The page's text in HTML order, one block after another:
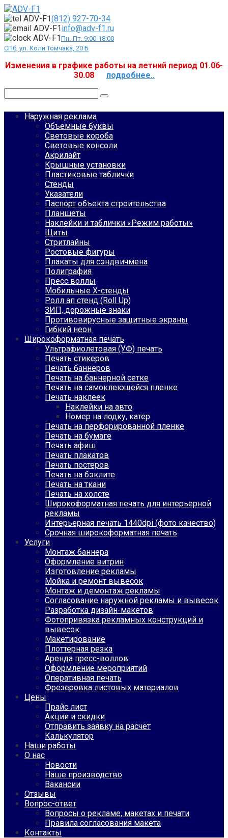
Перейти
к
контенту
(812) 927-70-34
info@adv-f1.ru
Пн.-Пт. 9:00-18:00
СПб, ул. Коли Томчака, 20 Б
Изменения в графике работы на летний период 01.06-
30.08 подробнее..
Наружная реклама
Объемные буквы
Световые короба
Световые консоли
Акрилайт
Крышные установки
Пластиковые таблички
Стенды
Указатели
Паспорт объекта строительства
Планшеты
Наклейки и таблички «Режим работы»
Щиты
Стритлайны
Ростовые фигуры
Плакаты для сэндвичмена
Полиграфия
Пресс воллы
Мобильные Х-стенды
Ролл ап стенд (Roll Up)
ЗИП, дорожные знаки
Противовирусные защитные экраны
Гибкий неон
Широкоформатная печать
Ультрафиолетовая (УФ) печать
Печать стикеров
Печать баннеров
Печать на баннерной сетке
Печать на самоклеющейся пленке
Печать наклеек
Наклейки на авто
Номер на лодку, катер
Печать на перфорированной пленке
Печать на бумаге
Печать афиш
Печать плакатов
Печать постеров
Печать на бэклите
Печать на ткани
Печать на холсте
Широкоформатная печать для интерьерной
рекламы
Интерьерная печать 1440dpi (фото качество)
Срочная широкоформатная печать
Услуги
Монтаж баннера
Оформление витрин
Изготовление рекламы
Мойка и ремонт вывесок
Монтаж и демонтаж рекламы
Согласование наружной рекламы и вывесок
Разработка дизайн-макетов
Фотопривязка рекламных конструкций и
вывесок
Макетирование
Плоттерная резка
Аренда пресс-воллов
Оформление мероприятий
Оперативная печать
Фрезеровка листовых материалов
Цены
Прайс лист
Акции и скидки
Отправить заявку на расчет
Калькулятор
Наши работы
О нас
Новости
Наше производство
Вакансии
Отзывы
Вопрос-ответ
Вопросы о рекламе, макетах и печати
Правила согласования макета
Контакты